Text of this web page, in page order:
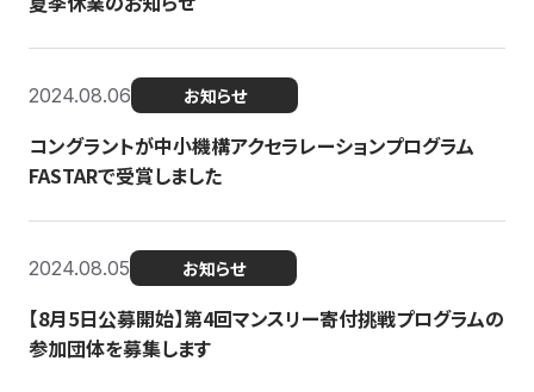
2024.08.06 お知らせ
コングラントが中小機構アクセラレーションプログラム
FASTARで受賞しました
2024.08.05 お知らせ
【8月5日公募開始】第4回マンスリー寄付挑戦プログラムの
参加団体を募集します